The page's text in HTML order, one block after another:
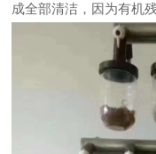
成全部清洁，因为有机